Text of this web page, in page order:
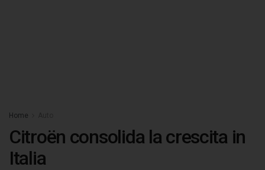
Home
Citroën consolida la crescita in
Italia